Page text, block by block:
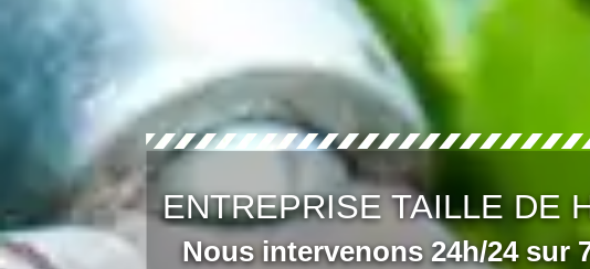
ENTREPRISE TAILLE DE
Nous intervenons 24h/24 sur